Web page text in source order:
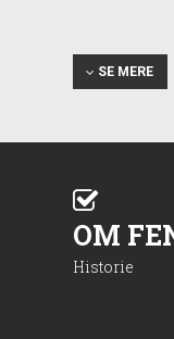
vigtigt for
Montering af
kontrollere
belastning af
SE MERE
OM
Historie